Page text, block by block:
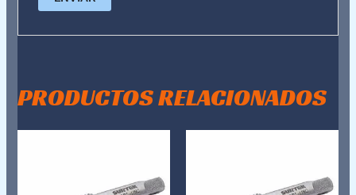
PRODUCTOS RELACIONADOS